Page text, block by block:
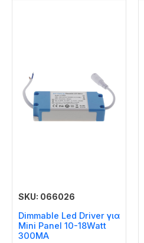
SKU: 066026
Dimmable Led Driver για
Mini Panel 10-18Watt
300MA